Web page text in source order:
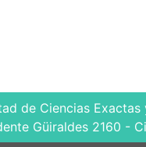
de Ciencias
Güiraldes 2160 -